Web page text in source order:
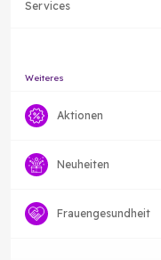
Services
Weiteres
Aktionen
Neuheiten
Frauengesundheit